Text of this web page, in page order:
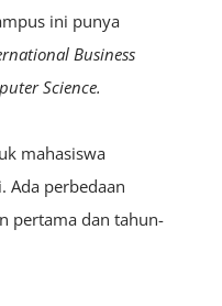
ini punya
Business
Science.
mahasiswa
Ada perbedaan
pertama dan tahun-